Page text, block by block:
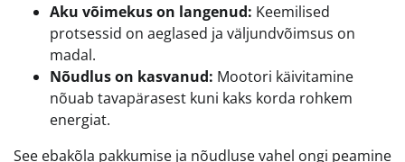
Aku võimekus on langenud: Keemilised
protsessid on aeglased ja väljundvõimsus on
madal.
Nõudlus on kasvanud: Mootori käivitamine
nõuab tavapärasest kuni kaks korda rohkem
energiat.
See ebakõla pakkumise ja nõudluse vahel ongi peamine